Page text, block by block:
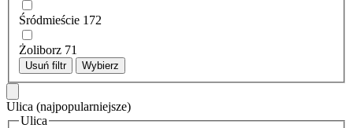
Śródmieście 172
Żoliborz 71
Usuń filtr Wybierz
Ulica (najpopularniejsze)
Ulica